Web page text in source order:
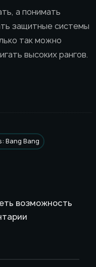
а понимать
защитные системы
так можно
высоких рангов.
Bang Bang
возможность